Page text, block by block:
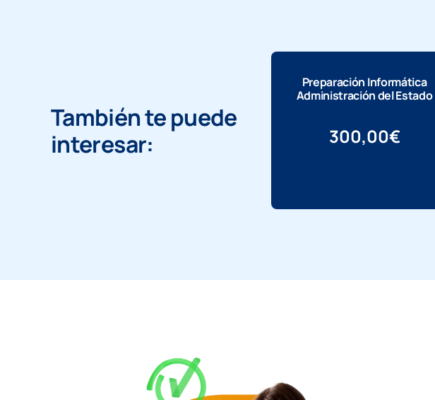
También te puede
interesar:
Preparación Informática
Administración del Estado
300,00€